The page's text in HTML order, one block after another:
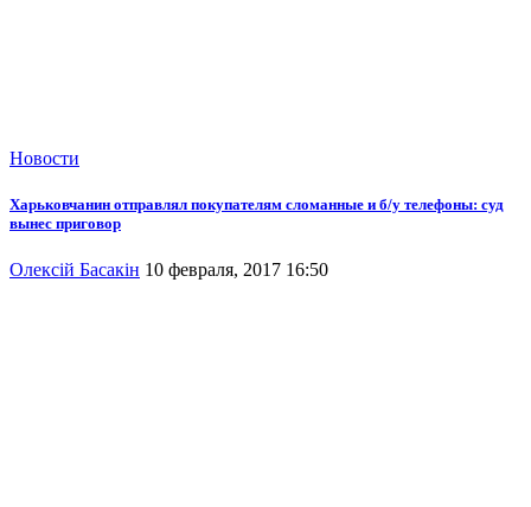
Новости
Харьковчанин отправлял покупателям сломанные и б/у телефоны: суд
вынес приговор
Олексій Басакін 10 февраля, 2017 16:50